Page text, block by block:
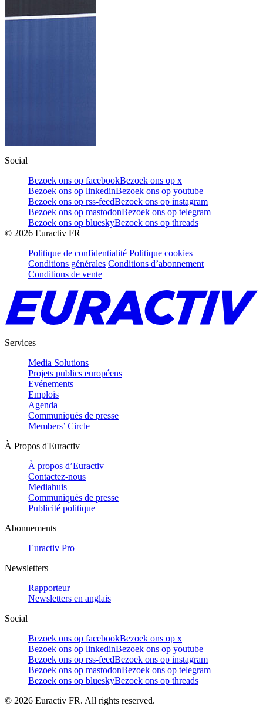
Social
Bezoek ons op facebookBezoek ons op x
Bezoek ons op linkedinBezoek ons op youtube
Bezoek ons op rss-feedBezoek ons op instagram
Bezoek ons op mastodonBezoek ons op telegram
Bezoek ons op blueskyBezoek ons op threads
© 2026 Euractiv FR
Politique de confidentialité Politique cookies
Conditions générales Conditions d’abonnement
Conditions de vente
Services
Media Solutions
Projets publics européens
Evénements
Emplois
Agenda
Communiqués de presse
Members’ Circle
À Propos d'Euractiv
À propos d’Euractiv
Contactez-nous
Mediahuis
Communiqués de presse
Publicité politique
Abonnements
Euractiv Pro
Newsletters
Rapporteur
Newsletters en anglais
Social
Bezoek ons op facebookBezoek ons op x
Bezoek ons op linkedinBezoek ons op youtube
Bezoek ons op rss-feedBezoek ons op instagram
Bezoek ons op mastodonBezoek ons op telegram
Bezoek ons op blueskyBezoek ons op threads
© 2026 Euractiv FR. All rights reserved.